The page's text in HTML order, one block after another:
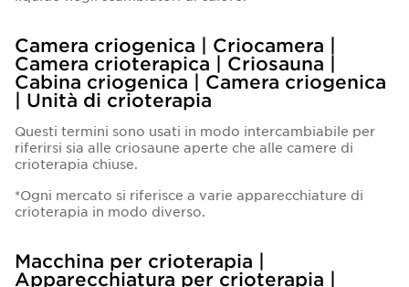
Camera criogenica | Criocamera |
Camera crioterapica | Criosauna |
Cabina criogenica | Camera criogenica
| Unità di crioterapia
Questi termini sono usati in modo intercambiabile per
riferirsi sia alle criosaune aperte che alle camere di
crioterapia chiuse.
*Ogni mercato si riferisce a varie apparecchiature di
crioterapia in modo diverso.
Macchina per crioterapia |
Apparecchiatura per crioterapia |